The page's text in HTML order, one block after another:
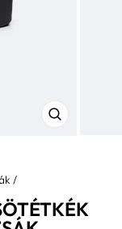
BEZÁR
/